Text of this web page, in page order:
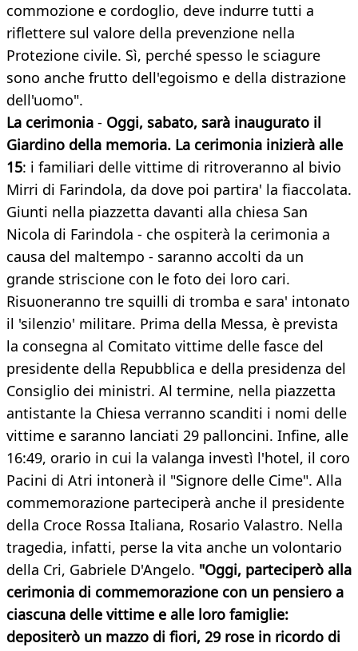
commozione e cordoglio, deve indurre tutti a
riflettere sul valore della prevenzione nella
Protezione civile. Sì, perché spesso le sciagure
sono anche frutto dell'egoismo e della distrazione
dell'uomo".
La cerimonia - Oggi, sabato, sarà inaugurato il
Giardino della memoria. La cerimonia inizierà alle
15: i familiari delle vittime di ritroveranno al bivio
Mirri di Farindola, da dove poi partira' la fiaccolata.
Giunti nella piazzetta davanti alla chiesa San
Nicola di Farindola - che ospiterà la cerimonia a
causa del maltempo - saranno accolti da un
grande striscione con le foto dei loro cari.
Risuoneranno tre squilli di tromba e sara' intonato
il 'silenzio' militare. Prima della Messa, è prevista
la consegna al Comitato vittime delle fasce del
presidente della Repubblica e della presidenza del
Consiglio dei ministri. Al termine, nella piazzetta
antistante la Chiesa verranno scanditi i nomi delle
vittime e saranno lanciati 29 palloncini. Infine, alle
16:49, orario in cui la valanga investì l'hotel, il coro
Pacini di Atri intonerà il "Signore delle Cime". Alla
commemorazione parteciperà anche il presidente
della Croce Rossa Italiana, Rosario Valastro. Nella
tragedia, infatti, perse la vita anche un volontario
della Cri, Gabriele D'Angelo. "Oggi, parteciperò alla
cerimonia di commemorazione con un pensiero a
ciascuna delle vittime e alle loro famiglie:
depositerò un mazzo di fiori, 29 rose in ricordo di